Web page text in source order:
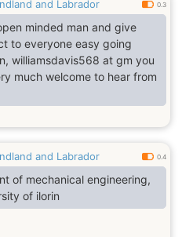
and Labrador 0.3
minded man and give
to everyone easy going
williamsdavis568 at gm you
much welcome to hear from
and Labrador 0.4
of mechanical engineering,
of ilorin